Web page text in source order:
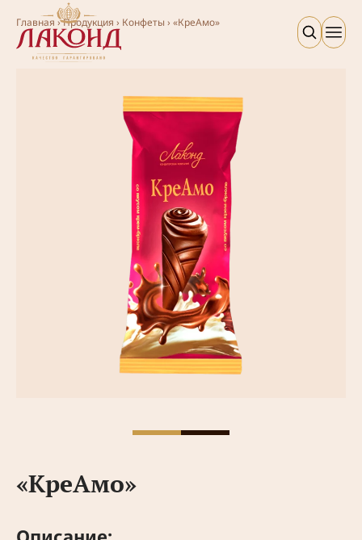
Главная ›Продукция › Конфеты › «КреАмо»
«КреАмо»